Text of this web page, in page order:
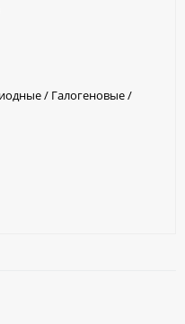
/ Галогеновые /